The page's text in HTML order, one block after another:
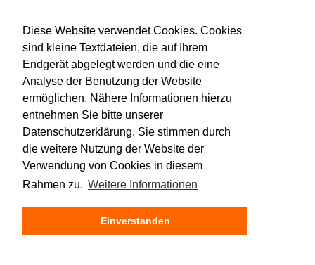
Diese Website verwendet Cookies. Cookies
sind kleine Textdateien, die auf Ihrem
Endgerät abgelegt werden und die eine
Analyse der Benutzung der Website
ermöglichen. Nähere Informationen hierzu
entnehmen Sie bitte unserer
Datenschutzerklärung. Sie stimmen durch
die weitere Nutzung der Website der
Verwendung von Cookies in diesem
Rahmen zu. Weitere Informationen
Einverstanden